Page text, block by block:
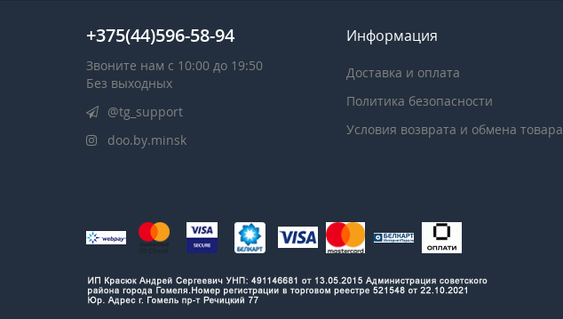
+375(44)596-58-94
Звоните нам с 10:00 до 19:50
Без выходных
@tg_support
doo.by.minsk
Информация
Доставка и оплата
Политика безопасности
Условия возврата и обмена товара